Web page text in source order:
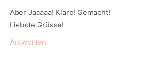
Aber Jaaaaa! Klaro! Gemacht!
Liebste Grüsse!
Antworten